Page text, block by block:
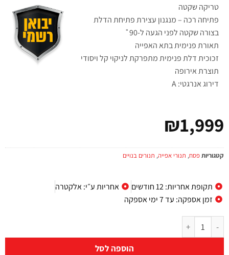
טריקה שקטה
פתיחה רכה – מנגנון עצירת פתיחת הדלת
בצורה שקטה לפני הגעה ל-90˚
תאורת פנימית בתא האפייה
זכוכית דלת פנימית מתפרקת לניקוי קל ויסודי
תוצרת אירופה
דירוג אנרגטי: A
₪1,999
קטגוריותפסח, תנורי אפייה, תנורים בנויים
תקופת אחריות: 12 חודשים
אחריות ע״י: אלקטרה
זמן אספקה: עד 7 ימי אספקה
הוספה לסל